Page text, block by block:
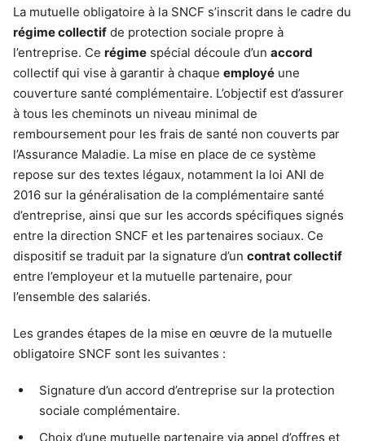
La mutuelle obligatoire à la SNCF s’inscrit dans le cadre du
régime collectif de protection sociale propre à
l’entreprise. Ce régime spécial découle d’un accord
collectif qui vise à garantir à chaque employé une
couverture santé complémentaire. L’objectif est d’assurer
à tous les cheminots un niveau minimal de
remboursement pour les frais de santé non couverts par
l’Assurance Maladie. La mise en place de ce système
repose sur des textes légaux, notamment la loi ANI de
2016 sur la généralisation de la complémentaire santé
d’entreprise, ainsi que sur les accords spécifiques signés
entre la direction SNCF et les partenaires sociaux. Ce
dispositif se traduit par la signature d’un contrat collectif
entre l’employeur et la mutuelle partenaire, pour
l’ensemble des salariés.
Les grandes étapes de la mise en œuvre de la mutuelle
obligatoire SNCF sont les suivantes :
Signature d’un accord d’entreprise sur la protection
sociale complémentaire.
Choix d’une mutuelle partenaire via appel d’offres et